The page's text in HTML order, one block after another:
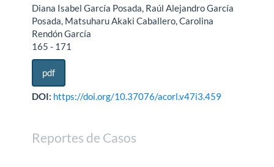
Diana Isabel García Posada, Raúl Alejandro García
Posada, Matsuharu Akaki Caballero, Carolina
Rendón García
165 - 171
pdf
DOI: https://doi.org/10.37076/acorl.v47i3.459
Reportes de Casos